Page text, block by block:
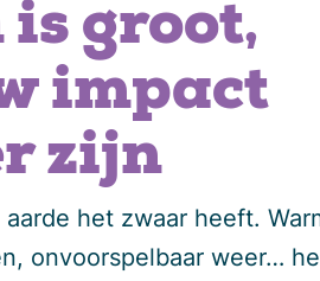
groot,
impact
zijn
het zwaar heeft.
onvoorspelbaar weer…